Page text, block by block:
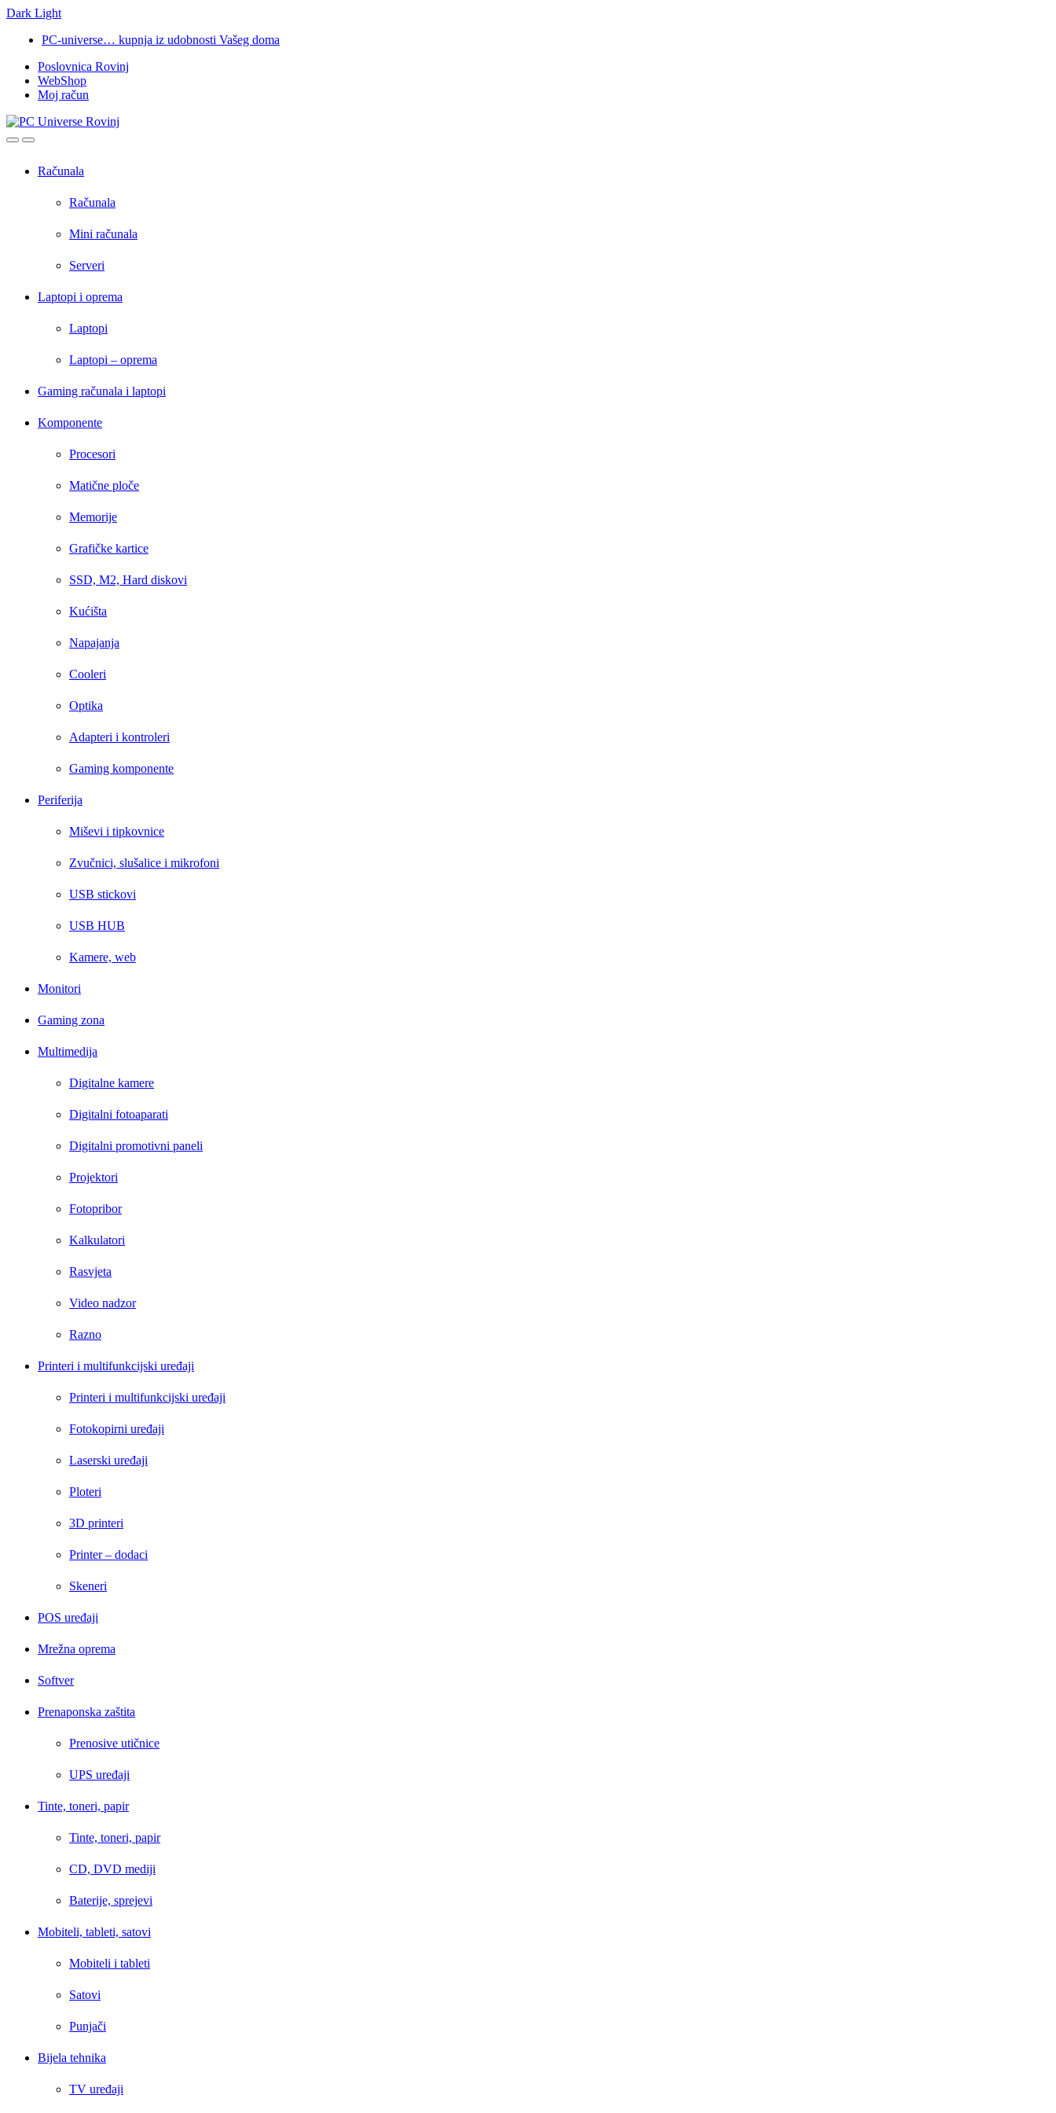
Dark Light
navigation
content
PC-universe… kupnja iz udobnosti Vašeg doma
Poslovnica Rovinj
WebShop
Moj račun
OpenClose
Računala
Računala
Mini računala
Serveri
Laptopi i oprema
Laptopi
Laptopi – oprema
Gaming računala i laptopi
Komponente
Procesori
Matične ploče
Memorije
Grafičke kartice
SSD, M2, Hard diskovi
Kućišta
Napajanja
Cooleri
Optika
Adapteri i kontroleri
Gaming komponente
Periferija
Miševi i tipkovnice
Zvučnici, slušalice i mikrofoni
USB stickovi
USB HUB
Kamere, web
Monitori
Gaming zona
Multimedija
Digitalne kamere
Digitalni fotoaparati
Digitalni promotivni paneli
Projektori
Fotopribor
Kalkulatori
Rasvjeta
Video nadzor
Razno
Printeri i multifunkcijski uređaji
Printeri i multifunkcijski uređaji
Fotokopirni uređaji
Laserski uređaji
Ploteri
3D printeri
Printer – dodaci
Skeneri
POS uređaji
Mrežna oprema
Softver
Prenaponska zaštita
Prenosive utičnice
UPS uređaji
Tinte, toneri, papir
Tinte, toneri, papir
CD, DVD mediji
Baterije, sprejevi
Mobiteli, tableti, satovi
Mobiteli i tableti
Satovi
Punjači
Bijela tehnika
TV uređaji